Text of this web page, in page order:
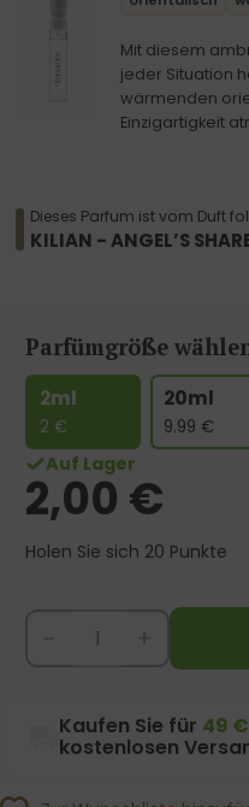
Mit diesem
jeder Situation
wärmenden
Einzigartigkeit
Dieses Parfum ist vom Duft
KILIAN - ANGEL’S
Parfümgröße
2ml
2 €
20ml
9.99 €
Auf Lager
2,00 €
Holen Sie sich 20 Punkte
Kaufen Sie für 49 €
kostenlosen